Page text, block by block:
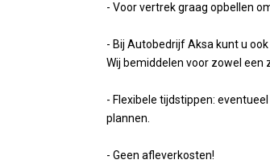
- Voor vertrek graag opbellen
- Bij Autobedrijf Aksa kunt u
Wij bemiddelen voor zowel een
- Flexibele tijdstippen:
plannen.
- Geen afleverkosten!